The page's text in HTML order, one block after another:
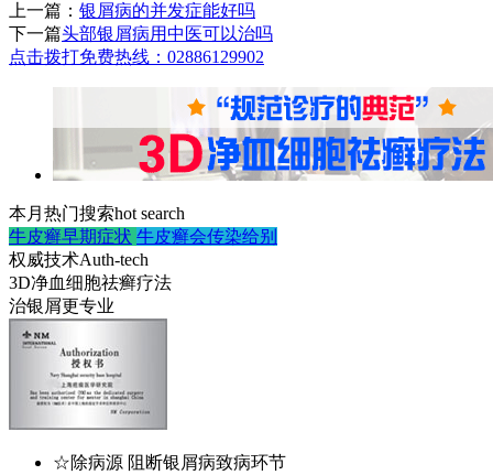
上一篇： 银屑病的并发症能好吗
下一篇头部银屑病用中医可以治吗
点击拨打免费热线：02886129902
本月热门搜索hot search
牛皮癣早期症状 牛皮癣会传染给别
权威技术Auth-tech
3D净血细胞祛癣疗法
治银屑更专业
☆除病源 阻断银屑病致病环节